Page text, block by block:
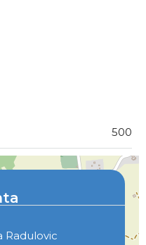
500
Radulovic